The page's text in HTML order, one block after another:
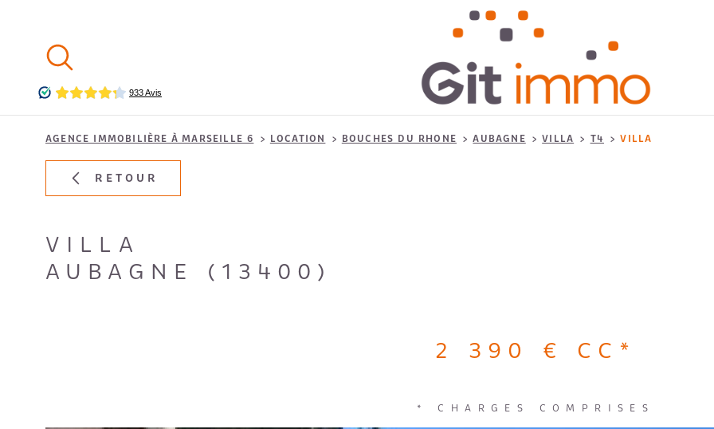
recherche
principal
contenu
AGENCE IMMOBILIÈRE À MARSEILLE 6 LOCATION BOUCHES DU RHONE AUBAGNE VILLA T4 VILLA
RETOUR
VILLA
AUBAGNE (13400)
2 390 € CC*
* CHARGES COMPRISES